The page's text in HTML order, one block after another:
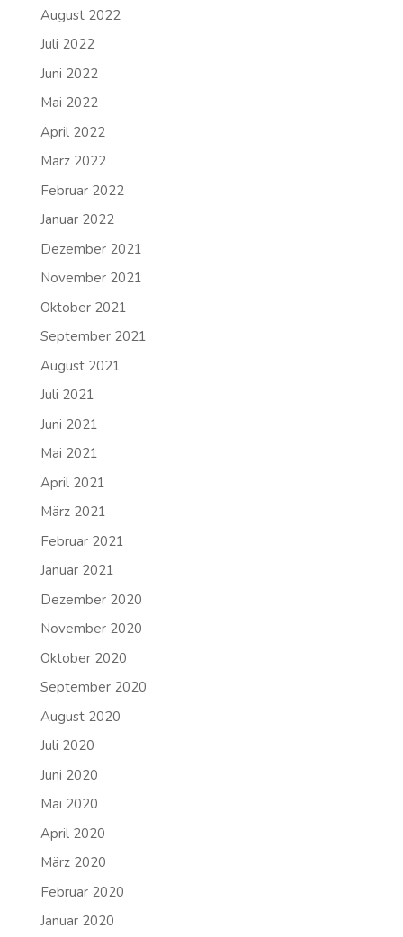
August 2022
Juli 2022
Juni 2022
Mai 2022
April 2022
März 2022
Februar 2022
Januar 2022
Dezember 2021
November 2021
Oktober 2021
September 2021
August 2021
Juli 2021
Juni 2021
Mai 2021
April 2021
März 2021
Februar 2021
Januar 2021
Dezember 2020
November 2020
Oktober 2020
September 2020
August 2020
Juli 2020
Juni 2020
Mai 2020
April 2020
März 2020
Februar 2020
Januar 2020